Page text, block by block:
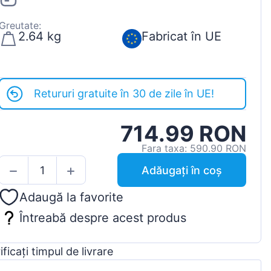
2.64 kg Fabricat în UE
Retururi gratuite în 30 de zile în UE!
714.99 RON
Fara taxa: 590.90 RON
Adăugați în coș
Adaugă la favorite
Întreabă despre acest produs
timpul de livrare